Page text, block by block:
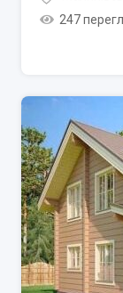
247